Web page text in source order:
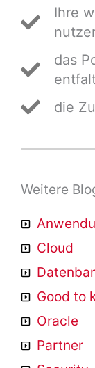
Ihre
das
die
Weitere
Cloud
Good to
Oracle
Partner